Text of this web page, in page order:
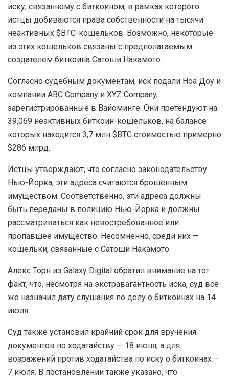
иску, связанному с биткоином, в рамках которого
истцы добиваются права собственности на тысячи
неактивных $BTC-кошельков. Возможно, некоторые
из этих кошельков связаны с предполагаемым
создателем биткоина Сатоши Накамото.
Согласно судебным документам, иск подали Ноа Доу и
компании ABC Company и XYZ Company,
зарегистрированные в Вайоминге. Они претендуют на
39,069 неактивных биткоин-кошельков, на балансе
которых находится 3,7 млн $BTC стоимостью примерно
$286 млрд.
Истцы утверждают, что согласно законодательству
Нью-Йорка, эти адреса считаются брошенным
имуществом. Соответственно, эти адреса должны
быть переданы в полицию Нью-Йорка и должны
рассматриваться как невостребованное или
пропавшее имущество. Несомненно, среди них —
кошельки, связанные с Сатоши Накамото.
Алекс Торн из Galaxy Digital обратил внимание на тот
факт, что, несмотря на экстравагантность иска, суд всё
же назначил дату слушания по делу о биткоинах на 14
июля.
Суд также установил крайний срок для вручения
документов по ходатайству — 18 июня, а для
возражений против ходатайства по иску о биткоинах —
7 июля. В постановлении также указано, что